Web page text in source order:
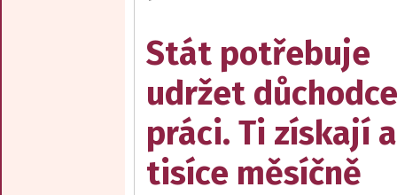
Stát potřebuje
udržet
práci. Ti získají
tisíce měsíčně